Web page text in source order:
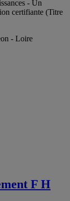
- Un
certifiante (Titre
- Loire
F H